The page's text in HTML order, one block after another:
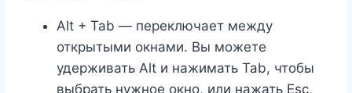
Alt + Tab — переключает между
открытыми окнами. Вы можете
удерживать Alt и нажимать Tab, чтобы
выбрать нужное окно, или нажать Esc,